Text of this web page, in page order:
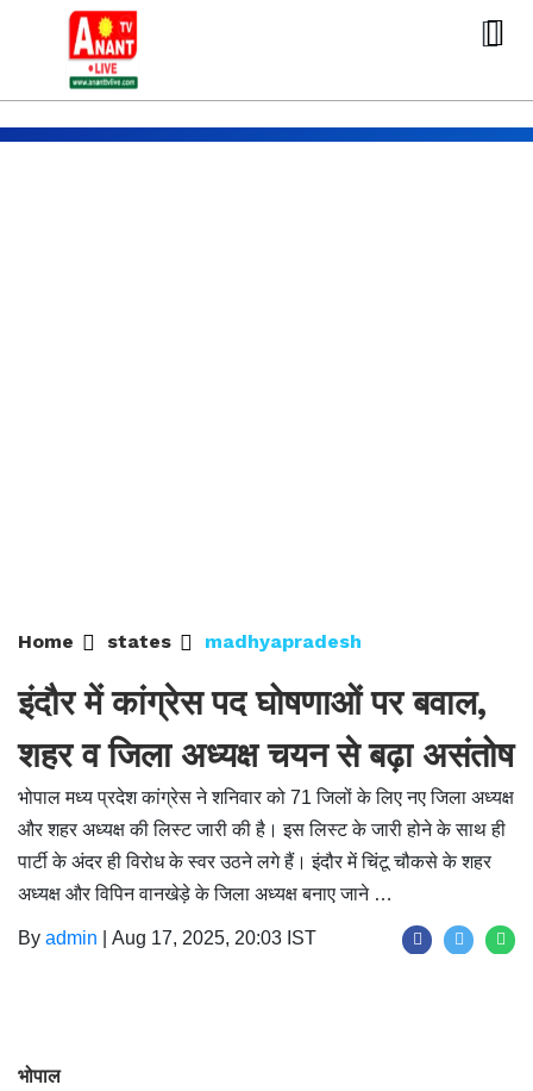
Home states madhyapradesh
इंदौर में कांग्रेस पद घोषणाओं पर बवाल,
शहर व जिला अध्यक्ष चयन से बढ़ा असंतोष
भोपाल मध्य प्रदेश कांग्रेस ने शनिवार को 71 जिलों के लिए नए जिला अध्यक्ष
और शहर अध्यक्ष की लिस्ट जारी की है। इस लिस्ट के जारी होने के साथ ही
पार्टी के अंदर ही विरोध के स्वर उठने लगे हैं। इंदौर में चिंटू चौकसे के शहर
अध्यक्ष और विपिन वानखेड़े के जिला अध्यक्ष बनाए जाने …
By admin Aug 17, 2025, 20:03 IST
भोपाल